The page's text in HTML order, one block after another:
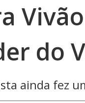
do
ainda fez